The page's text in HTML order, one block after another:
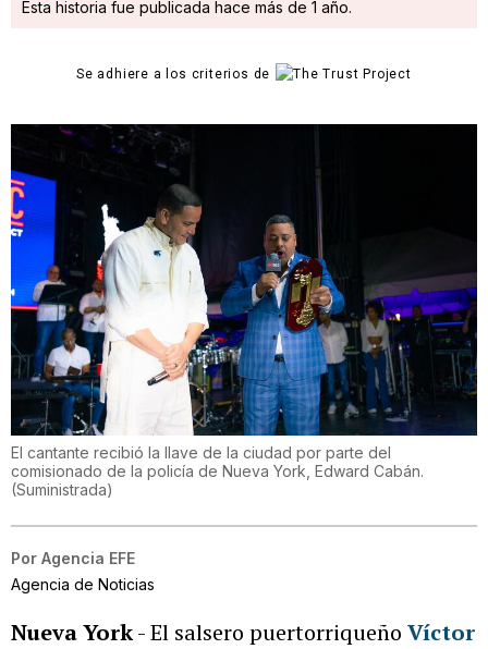
Esta historia fue publicada hace más de 1 año.
Se adhiere a los criterios de
El cantante recibió la llave de la ciudad por parte del
comisionado de la policía de Nueva York, Edward Cabán.
(Suministrada)
Por Agencia EFE
Agencia de Noticias
Nueva York- El salsero puertorriqueño Víctor